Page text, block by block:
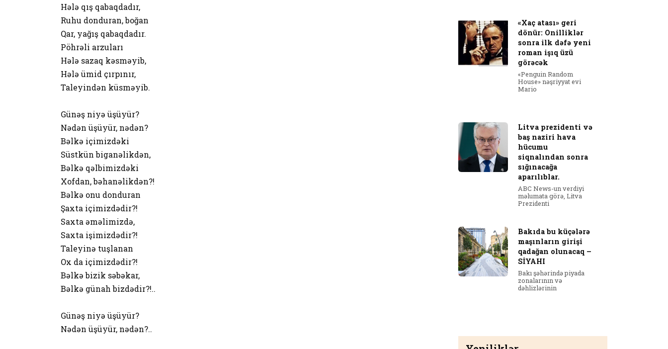
Hələ qış qabaqdadır,
Ruhu donduran, boğan
Qar, yağış qabaqdadır.
Pöhrəli arzuları
Hələ sazaq kəsməyib,
Hələ ümid çırpınır,
Taleyindən küsməyib.
Günəş niyə üşüyür?
Nədən üşüyür, nədən?
Bəlkə içimizdəki
Süstkün biganəlikdən,
Bəlkə qəlbimizdəki
Xofdan, bəhanəlikdən?!
Bəlkə onu donduran
Şaxta içimizdədir?!
Saxta əməlimizdə,
Saxta işimizdədir?!
Taleyinə tuşlanan
Ox da içimizdədir?!
Bəlkə bizik səbəkar,
Bəlkə günah bizdədir?!..
Günəş niyə üşüyür?
Nədən üşüyür, nədən?..
«Xaç atası» geri
dönür: Onilliklər
sonra ilk dəfə yeni
roman işıq üzü
görəcək
«Penguin Random
House» nəşriyyat evi
Mario
Litva prezidenti və
baş naziri hava
hücumu
siqnalından sonra
sığınacağa
aparılıblar.
ABC News-un verdiyi
məlumata görə, Litva
Prezidenti
Bakıda bu küçələrə
maşınların girişi
qadağan olunacaq –
SİYAHI
Bakı şəhərində piyada
zonalarının və
dəhlizlərinin